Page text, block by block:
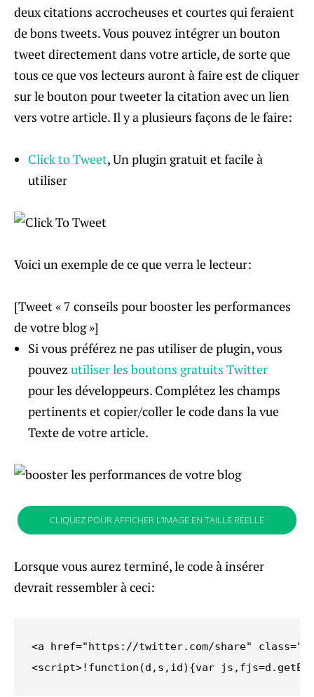
deux citations accrocheuses et courtes qui feraient
de bons tweets. Vous pouvez intégrer un bouton
tweet directement dans votre article, de sorte que
tous ce que vos lecteurs auront à faire est de cliquer
sur le bouton pour tweeter la citation avec un lien
vers votre article. Il y a plusieurs façons de le faire:
Click to Tweet, Un plugin gratuit et facile à
utiliser
Voici un exemple de ce que verra le lecteur:
[Tweet « 7 conseils pour booster les performances
de votre blog »]
Si vous préférez ne pas utiliser de plugin, vous
pouvez utiliser les boutons gratuits Twitter
pour les développeurs. Complétez les champs
pertinents et copier/coller le code dans la vue
Texte de votre article.
CLIQUEZ POUR AFFICHER L’IMAGE EN TAILLE RÉELLE
Lorsque vous aurez terminé, le code à insérer
devrait ressembler à ceci:
<a href="https://twitter.com/share"
<script>!function(d,s,id){var